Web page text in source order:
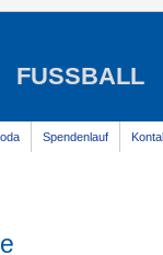
FUSSBALL
Spendenlauf